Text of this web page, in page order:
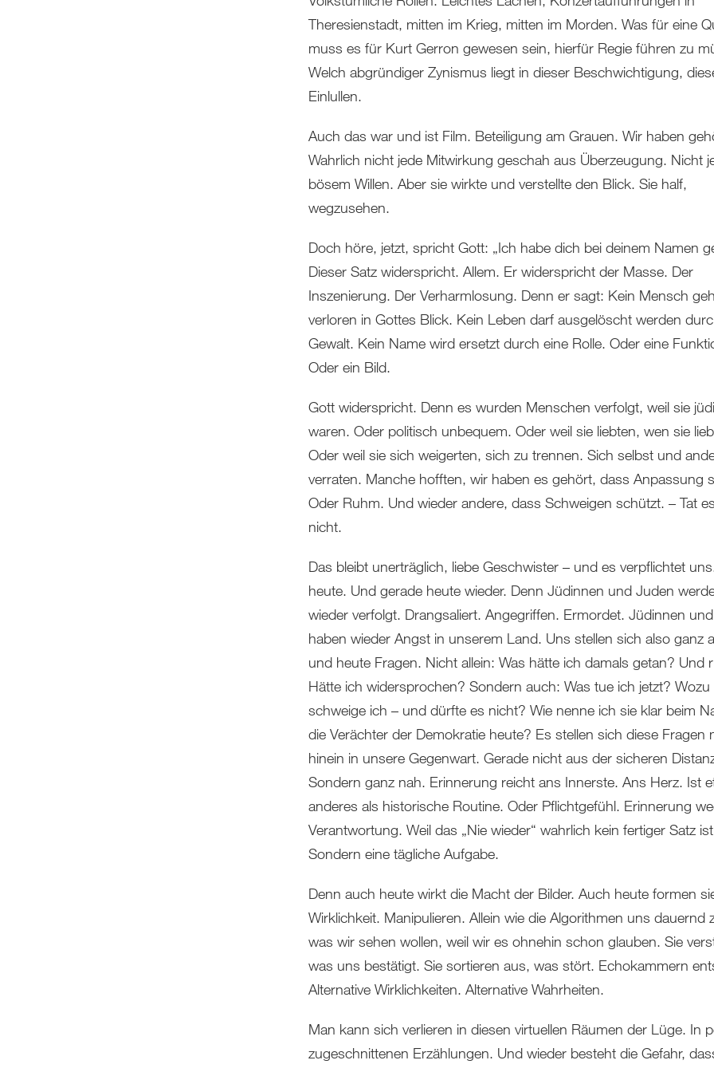
Theresienstadt, mitten im Krieg, mitten im Morden. Was für eine
muss es für Kurt Gerron gewesen sein, hierfür Regie führen zu
Welch abgründiger Zynismus liegt in dieser Beschwichtigung,
Einlullen.
Auch das war und ist Film. Beteiligung am Grauen. Wir haben
Wahrlich nicht jede Mitwirkung geschah aus Überzeugung. Nicht
bösem Willen. Aber sie wirkte und verstellte den Blick. Sie half,
wegzusehen.
Doch höre, jetzt, spricht Gott: „Ich habe dich bei deinem Namen
Dieser Satz widerspricht. Allem. Er widerspricht der Masse. Der
Inszenierung. Der Verharmlosung. Denn er sagt: Kein Mensch
verloren in Gottes Blick. Kein Leben darf ausgelöscht werden
Gewalt. Kein Name wird ersetzt durch eine Rolle. Oder eine
Oder ein Bild.
Gott widerspricht. Denn es wurden Menschen verfolgt, weil sie
waren. Oder politisch unbequem. Oder weil sie liebten, wen sie
Oder weil sie sich weigerten, sich zu trennen. Sich selbst und
verraten. Manche hofften, wir haben es gehört, dass Anpassung
Oder Ruhm. Und wieder andere, dass Schweigen schützt. – Tat
nicht.
Das bleibt unerträglich, liebe Geschwister – und es verpflichtet
heute. Und gerade heute wieder. Denn Jüdinnen und Juden
wieder verfolgt. Drangsaliert. Angegriffen. Ermordet. Jüdinnen
haben wieder Angst in unserem Land. Uns stellen sich also ganz
und heute Fragen. Nicht allein: Was hätte ich damals getan? Und
Hätte ich widersprochen? Sondern auch: Was tue ich jetzt? Wozu
schweige ich – und dürfte es nicht? Wie nenne ich sie klar beim
die Verächter der Demokratie heute? Es stellen sich diese Fragen
hinein in unsere Gegenwart. Gerade nicht aus der sicheren
Sondern ganz nah. Erinnerung reicht ans Innerste. Ans Herz. Ist
anderes als historische Routine. Oder Pflichtgefühl. Erinnerung
Verantwortung. Weil das „Nie wieder“ wahrlich kein fertiger Satz
Sondern eine tägliche Aufgabe.
Denn auch heute wirkt die Macht der Bilder. Auch heute formen
Wirklichkeit. Manipulieren. Allein wie die Algorithmen uns dauernd
was wir sehen wollen, weil wir es ohnehin schon glauben. Sie
was uns bestätigt. Sie sortieren aus, was stört. Echokammern
Alternative Wirklichkeiten. Alternative Wahrheiten.
Man kann sich verlieren in diesen virtuellen Räumen der Lüge. In
zugeschnittenen Erzählungen. Und wieder besteht die Gefahr,